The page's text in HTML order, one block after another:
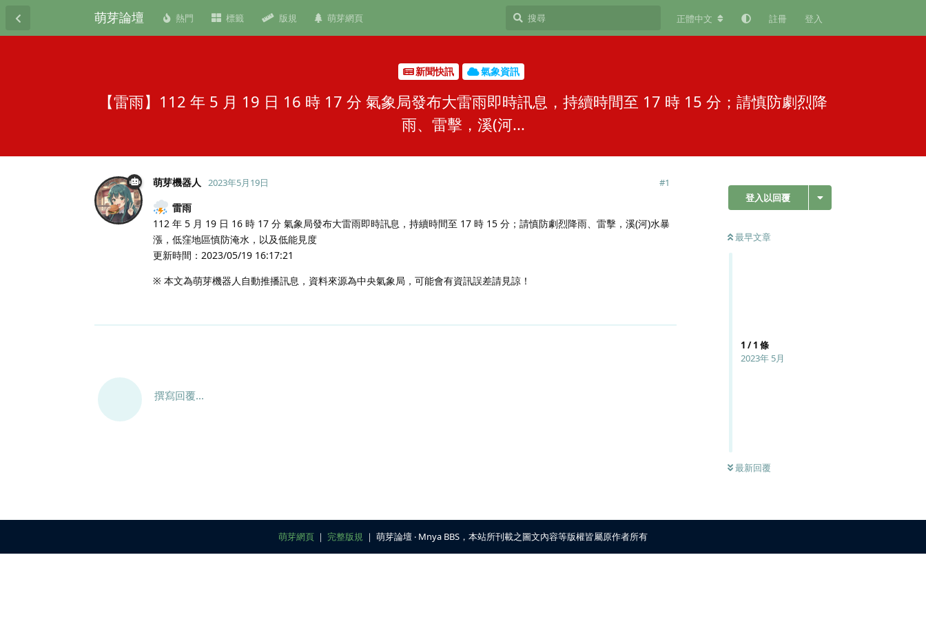
萌芽論壇 熱門 標籤 版規 萌芽網頁 正體中文 註冊 登入
新聞快訊 氣象資訊
【雷雨】112 年 5 月 19 日 16 時 17 分 氣象局發布大雷雨即時訊息，持續時間至 17 時 15 分；請慎防劇烈降
雨、雷擊，溪(河...
登入以回覆
最早文章
1 /1 條
2023年 5月
最新回覆
萌芽機器人 2023年5月19日 #1
雷雨
112 年 5 月 19 日 16 時 17 分 氣象局發布大雷雨即時訊息，持續時間至 17 時 15 分；請慎防劇烈降雨、雷擊，溪(河)水暴
漲，低窪地區慎防淹水，以及低能見度
更新時間：2023/05/19 16:17:21
※ 本文為萌芽機器人自動推播訊息，資料來源為中央氣象局，可能會有資訊誤差請見諒！
撰寫回覆...
萌芽網頁 ｜ 完整版規 ｜ 萌芽論壇 ‧ Mnya BBS，本站所刊載之圖文內容等版權皆屬原作者所有